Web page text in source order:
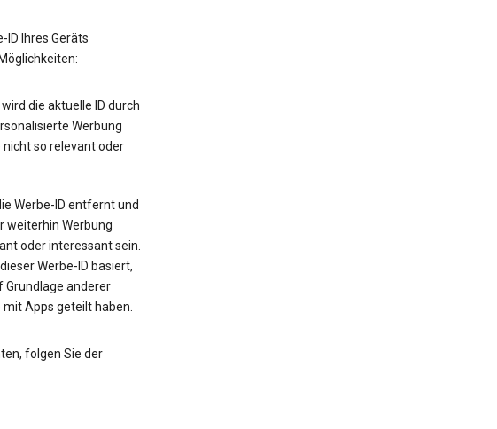
Ihres Geräts
die aktuelle ID durch
Werbung
so relevant oder
Werbe-ID entfernt und
weiterhin Werbung
oder interessant sein.
Werbe-ID basiert,
Grundlage anderer
Apps geteilt haben.
folgen Sie der